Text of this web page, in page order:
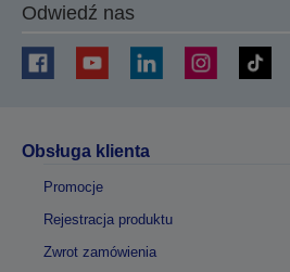
Odwiedź nas
Obsługa klienta
Promocje
Rejestracja produktu
Zwrot zamówienia